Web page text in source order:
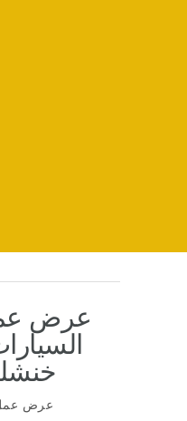
عرض
خنشلة (4
عرض